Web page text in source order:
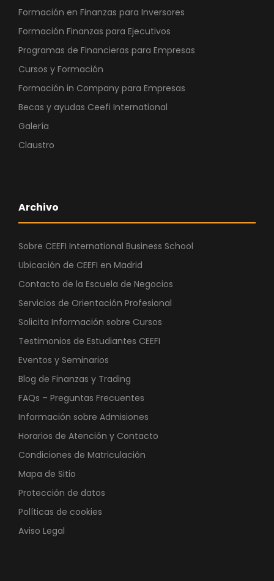
Formación en Finanzas para Inversores
Formación Finanzas para Ejecutivos
Programas de Financieras para Empresas
Cursos y Formación
Formación in Company para Empresas
Becas y ayudas Ceefi International
Galería
Claustro
Archivo
Sobre CEEFI International Business School
Ubicación de CEEFI en Madrid
Contacto de la Escuela de Negocios
Servicios de Orientación Profesional
Solicita Información sobre Cursos
Testimonios de Estudiantes CEEFI
Eventos y Seminarios
Blog de Finanzas y Trading
FAQs – Preguntas Frecuentes
Información sobre Admisiones
Horarios de Atención y Contacto
Condiciones de Matriculación
Mapa de Sitio
Protección de datos
Políticas de cookies
Aviso Legal